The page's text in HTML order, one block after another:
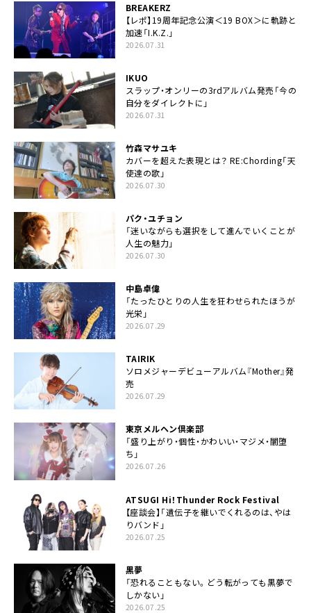
BREAKERZ
【レポ】19周年記念公演＜19 BOX＞に軌跡と
加速「I.K.Z.」
2026.07.31
IKUO
スラップ・オンリーの3rdアルバム発売「今の
自分をダイレクトに」
2026.07.31
竹森マサユキ
カバーを超えた表現とは？ RE:Chording「天
使達の歌」
2026.07.30
パク・ユチョン
「迷いながらも選択をして進んでいくことが
人生の魅力」
2026.07.30
中島卓偉
「たったひとりの人生を狂わせられたほうが
光栄」
2026.07.29
TAIRIK
ソロメジャーデビューアルバム『Mother』発
売
2026.07.29
東京メルヘン倶楽部
「盛り上がり・個性・かわいい・マジメ・闇堕
ち」
2026.07.26
ATSUGI Hi！Thunder Rock Festival
【座談会】「遺伝子を継いでくれるのは、やは
りバンド」
2026.07.25
黒夢
「恐れることもない。どう転がっても黒夢で
しかない」
2026.07.25